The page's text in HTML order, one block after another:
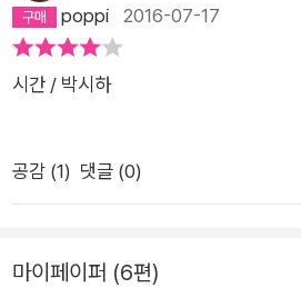
는내 죽음의 이름입니다
poppi 2016-07-17
시간 / 박시하
공감 (1) 댓글 (0)
마이페이퍼 (6편)